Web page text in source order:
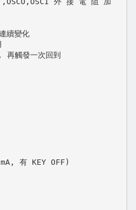
續變化
觸發一次回到
有 KEY OFF)